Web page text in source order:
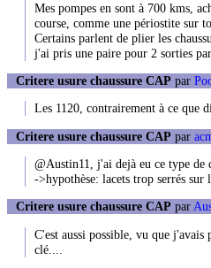
Mes pompes en sont à 700 kms,
course, comme une périostite sur
Certains parlent de plier les
j'ai pris une paire pour 2 sorties
Critere usure chaussure CAP par
Les 1120, contrairement à ce que
Critere usure chaussure CAP par
@Austin11, j'ai dejà eu ce type de
->hypothèse: lacets trop serrés sur
Critere usure chaussure CAP par
C'est aussi possible, vu que j'avais
clé....